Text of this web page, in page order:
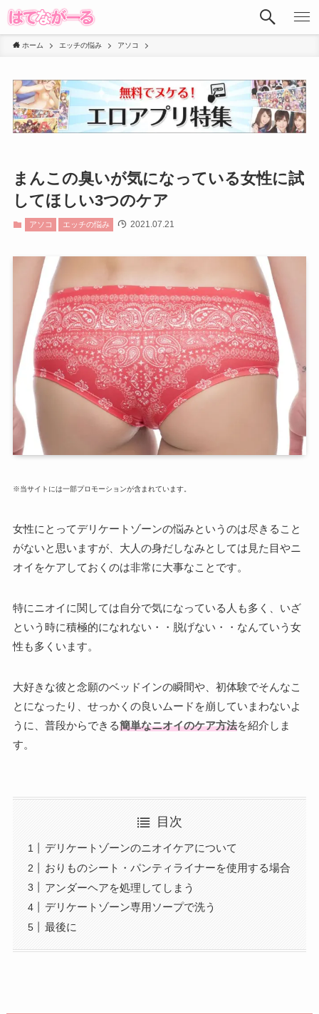
ホーム エッチの悩み アソコ
まんこの臭いが気になっている女性に試
してほしい3つのケア
アソコ エッチの悩み 2021.07.21
※当サイトには一部プロモーションが含まれています。
女性にとってデリケートゾーンの悩みというのは尽きること
がないと思いますが、大人の身だしなみとしては見た目やニ
オイをケアしておくのは非常に大事なことです。
特にニオイに関しては自分で気になっている人も多く、いざ
という時に積極的になれない・・脱げない・・なんていう女
性も多くいます。
大好きな彼と念願のベッドインの瞬間や、初体験でそんなこ
とになったり、せっかくの良いムードを崩していまわないよ
うに、普段からできる簡単なニオイのケア方法を紹介しま
す。
目次
デリケートゾーンのニオイケアについて
おりものシート・パンティライナーを使用する場合
アンダーヘアを処理してしまう
デリケートゾーン専用ソープで洗う
最後に